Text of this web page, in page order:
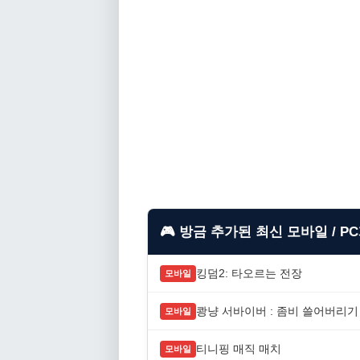
🎮 방금 추가된 최신 모바일 /
모바일 킹덤2: 타오르는 전장
모바일 쾅냥 서바이버 : 좀비 쓸어버리기
모바일 티니핑 매직 매치